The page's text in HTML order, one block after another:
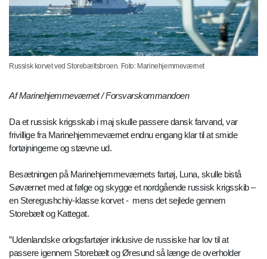
Russisk korvet ved Storebæltsbroen. Foto: Marinehjemmeværnet
Af Marinehjemmeværnet / Forsvarskommandoen
Da et russisk krigsskab i maj skulle passere dansk farvand, var
frivillige fra Marinehjemmeværnet endnu engang klar til at smide
fortøjningerne og stævne ud.
Besætningen på Marinehjemmeværnets fartøj, Luna, skulle bistå
Søværnet med at følge og skygge et nordgående russisk krigsskib ­–
en Steregushchiy-klasse korvet - mens det sejlede gennem
Storebælt og Kattegat.
”Udenlandske orlogsfartøjer inklusive de russiske har lov til at
passere igennem Storebælt og Øresund så længe de overholder